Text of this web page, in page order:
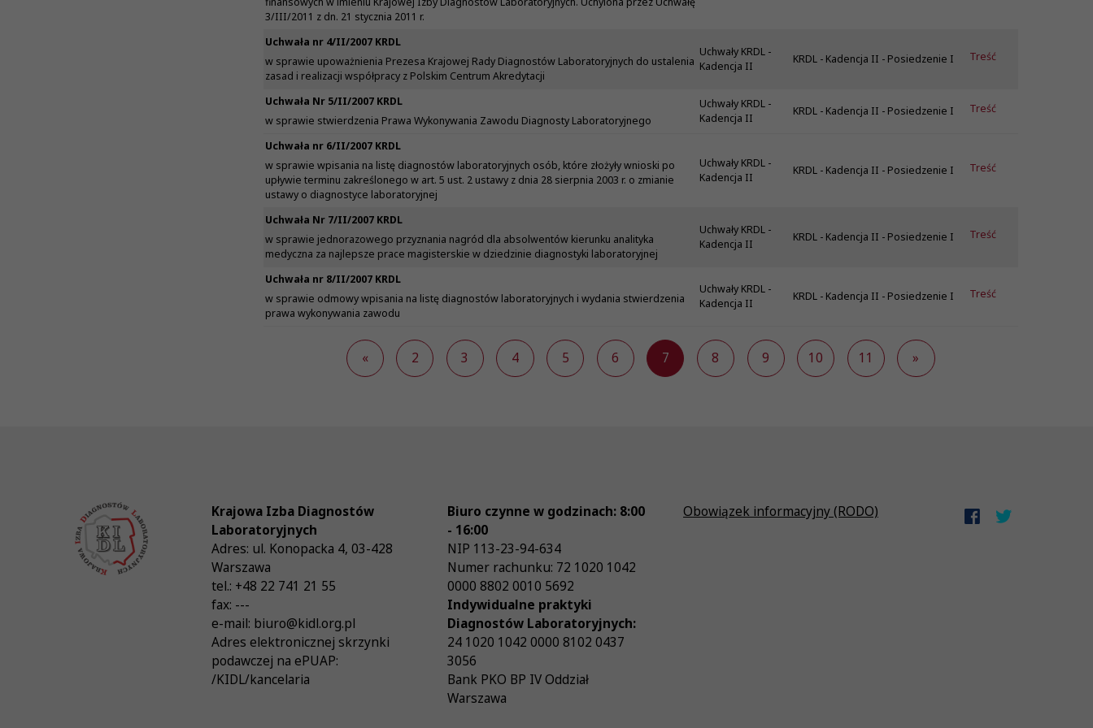
3/III/2011 z dn. 21 stycznia 2011 r.
Uchwała nr 4/II/2007 KRDL
w sprawie upoważnienia Prezesa Krajowej Rady Diagnostów Laboratoryjnych do ustalenia
zasad i realizacji współpracy z Polskim Centrum Akredytacji
Uchwały KRDL -
Kadencja II
KRDL - Kadencja II - Posiedzenie I Treść
Uchwała Nr 5/II/2007 KRDL
w sprawie stwierdzenia Prawa Wykonywania Zawodu Diagnosty Laboratoryjnego
Uchwały KRDL -
Kadencja II
KRDL - Kadencja II - Posiedzenie I Treść
Uchwała nr 6/II/2007 KRDL
w sprawie wpisania na listę diagnostów laboratoryjnych osób, które złożyły wnioski po
upływie terminu zakreślonego w art. 5 ust. 2 ustawy z dnia 28 sierpnia 2003 r. o zmianie
ustawy o diagnostyce laboratoryjnej
Uchwały KRDL -
Kadencja II
KRDL - Kadencja II - Posiedzenie I Treść
Uchwała Nr 7/II/2007 KRDL
w sprawie jednorazowego przyznania nagród dla absolwentów kierunku analityka
medyczna za najlepsze prace magisterskie w dziedzinie diagnostyki laboratoryjnej
Uchwały KRDL -
Kadencja II
KRDL - Kadencja II - Posiedzenie I Treść
Uchwała nr 8/II/2007 KRDL
w sprawie odmowy wpisania na listę diagnostów laboratoryjnych i wydania stwierdzenia
prawa wykonywania zawodu
Uchwały KRDL -
Kadencja II
KRDL - Kadencja II - Posiedzenie I Treść
« 2 3 4 5 6 7 8 9 10 11 »
Krajowa Izba Diagnostów
Laboratoryjnych
Adres: ul. Konopacka 4,03-428
Warszawa
tel.: +48 22 741 21 55
fax: ---
e-mail: biuro@kidl.org.pl
Adres elektronicznej skrzynki
podawczej na ePUAP:
/KIDL/kancelaria
Biuro czynne w godzinach: 8:00
- 16:00
NIP 113-23-94-634
Numer rachunku: 72 1020 1042
0000 8802 0010 5692
Indywidualne praktyki
Diagnostów Laboratoryjnych:
24 1020 1042 0000 8102 0437
3056
Bank PKO BP IV Oddział
Warszawa
Obowiązek informacyjny (RODO)